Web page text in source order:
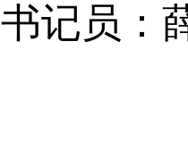
书记员：